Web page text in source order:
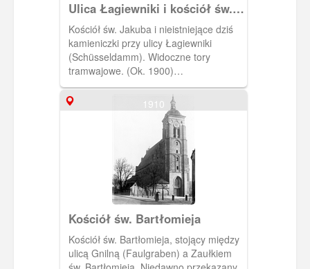
Ulica Łagiewniki i kościół św.
Jakuba
Kościół św. Jakuba i nieistniejące dziś
kamieniczki przy ulicy Łagiewniki
(Schüsseldamm). Widoczne tory
tramwajowe. (Ok. 1900)
[IDX:2335,1012]
1910
Kościół św. Bartłomieja
Kościół św. Bartłomieja, stojący między
ulicą Gnilną (Faulgraben) a Zaułkiem